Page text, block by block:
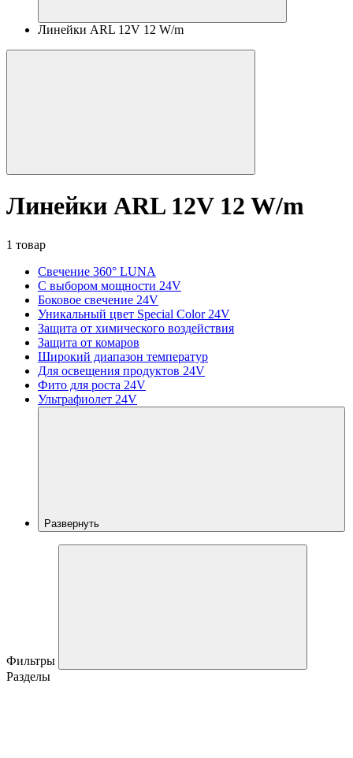
Линейки ARL 12V 12 W/m
Линейки ARL 12V 12 W/m
1 товар
Свечение 360° LUNA
С выбором мощности 24V
Боковое свечение 24V
Уникальный цвет Special Color 24V
Защита от химического воздействия
Защита от комаров
Широкий диапазон температур
Для освещения продуктов 24V
Фито для роста 24V
Ультрафиолет 24V
Развернуть
Фильтры
Разделы